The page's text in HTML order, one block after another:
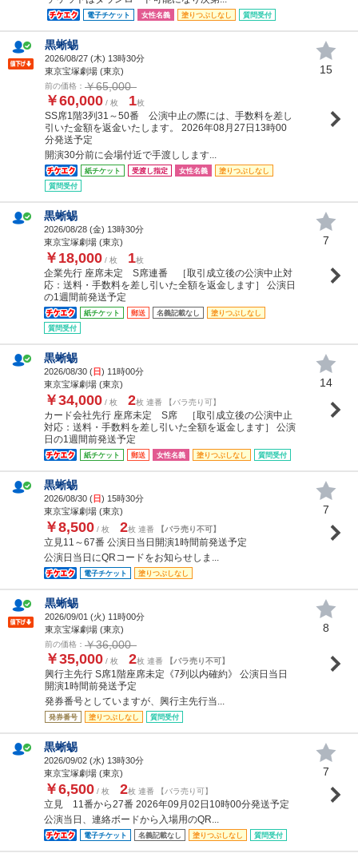
電子チケット 女性名義 塗りつぶしなし 質問受付
黒蜥蜴
2026/08/27 (木) 13時30分
東京宝塚劇場 (東京)
前の価格： ￥65,000
￥60,000 / 枚 1枚
SS席1階3列31～50番 公演中止の際には、手数料を差し
引いた金額を返金いたします。 2026年08月27日13時00
分発送予定
開演30分前に会場付近で手渡しします...
紙チケット 受渡し指定 女性名義
塗りつぶしなし
質問受付
15
黒蜥蜴
2026/08/28 (金) 13時30分
東京宝塚劇場 (東京)
￥18,000 / 枚 1枚
企業先行 座席未定 S席連番 ［取引成立後の公演中止対
応：送料・手数料を差し引いた全額を返金します］ 公演日
の1週間前発送予定
紙チケット 郵送 名義記載なし
塗りつぶしなし
質問受付
7
黒蜥蜴
2026/08/30 (日) 11時00分
東京宝塚劇場 (東京)
￥34,000 / 枚 2枚 連番 【バラ売り可】
カード会社先行 座席未定 S席 ［取引成立後の公演中止
対応：送料・手数料を差し引いた全額を返金します］ 公演
日の1週間前発送予定
紙チケット 郵送 女性名義 塗りつぶしなし 質問受付
14
黒蜥蜴
2026/08/30 (日) 15時30分
東京宝塚劇場 (東京)
￥8,500 / 枚 2枚 連番 【バラ売り不可】
立見11～67番 公演日当日開演1時間前発送予定
公演日当日にQRコードをお知らせしま...
電子チケット 塗りつぶしなし
7
黒蜥蜴
2026/09/01 (火) 11時00分
東京宝塚劇場 (東京)
前の価格： ￥36,000
￥35,000 / 枚 2枚 連番 【バラ売り不可】
興行主先行 S席1階座席未定《7列以内確約》 公演日当日
開演1時間前発送予定
発券番号としていますが、興行主先行当...
発券番号 塗りつぶしなし 質問受付
8
黒蜥蜴
2026/09/02 (水) 13時30分
東京宝塚劇場 (東京)
￥6,500 / 枚 2枚 連番 【バラ売り可】
立見 11番から27番 2026年09月02日10時00分発送予定
公演当日、連絡ボードから入場用のQR...
電子チケット 名義記載なし 塗りつぶしなし 質問受付
7